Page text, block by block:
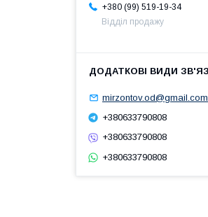
+380 (99) 519-19-34
Відділ продажу
mirzontov.od@gmail.com
+380633790808
+380633790808
+380633790808